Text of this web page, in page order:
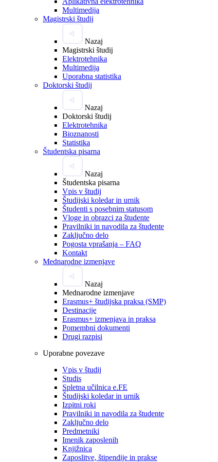
Multimedija
Magistrski študij
Nazaj
Magistrski študij
Elektrotehnika
Multimedija
Uporabna statistika
Doktorski študij
Nazaj
Doktorski študij
Elektrotehnika
Bioznanosti
Statistika
Študentska pisarna
Nazaj
Študentska pisarna
Vpis v študij
Študijski koledar in urnik
Študenti s posebnim statusom
Vloge in obrazci za študente
Pravilniki in navodila za študente
Zaključno delo
Pogosta vprašanja – FAQ
Kontakt
Mednarodne izmenjave
Nazaj
Mednarodne izmenjave
Erasmus+ študijska praksa (SMP)
Destinacije
Erasmus+ izmenjava in praksa
Pomembni dokumenti
Drugi razpisi
Uporabne povezave
Vpis v študij
Studis
Spletna učilnica e.FE
Študijski koledar in urnik
Izpitni roki
Pravilniki in navodila za študente
Zaključno delo
Predmetniki
Imenik zaposlenih
Knjižnica
Zaposlitve, štipendije in prakse